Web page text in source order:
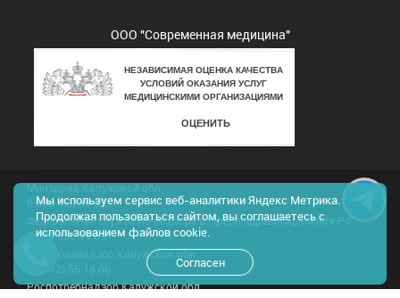
ООО "Современная медицина"
Минздрав Калужской обл.
8 800 450 30 03
Федеральная служба по надзору в сфере здравоохранения РФ
8 800 550 99 03
Росздравнадзор Калужской обл.
Роспотребнадзор Калужской обл.
Мы используем сервис веб-аналитики Яндекс Метрика.
Продолжая пользоваться сайтом, вы соглашаетесь с
использованием файлов cookie.
Согласен